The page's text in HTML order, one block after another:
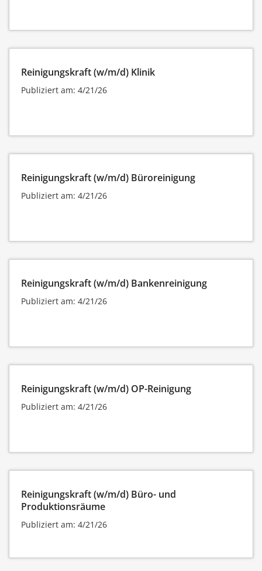
Reinigungskraft (w/m/d) Klinik
Publiziert am: 4/21/26
Reinigungskraft (w/m/d) Büroreinigung
Publiziert am: 4/21/26
Reinigungskraft (w/m/d) Bankenreinigung
Publiziert am: 4/21/26
Reinigungskraft (w/m/d) OP-Reinigung
Publiziert am: 4/21/26
Reinigungskraft (w/m/d) Büro- und
Produktionsräume
Publiziert am: 4/21/26